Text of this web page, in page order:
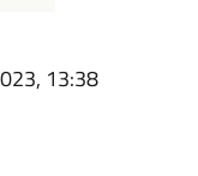
13:38